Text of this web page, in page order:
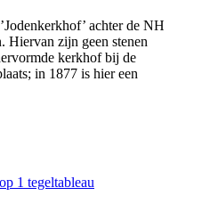
achter de NH
Hiervan zijn geen stenen
kerkhof bij de
in 1877 is hier een